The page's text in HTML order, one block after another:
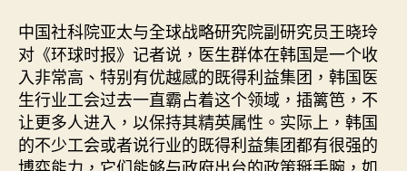
中国社科院亚太与全球战略研究院副研究员王晓玲
对《环球时报》记者说，医生群体在韩国是一个收
入非常高、特别有优越感的既得利益集团，韩国医
生行业工会过去一直霸占着这个领域，插篱笆，不
让更多人进入，以保持其精英属性。实际上，韩国
的不少工会或者说行业的既得利益集团都有很强的
博弈能力，它们能够与政府出台的政策掰手腕，如